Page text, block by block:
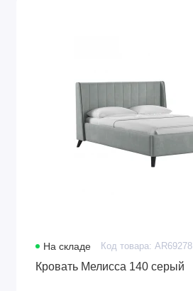
На складе Код товара: AR69278
Кровать Мелисса 140 серый